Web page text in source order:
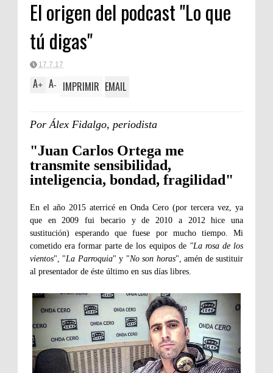
El origen del podcast "Lo que
tú digas"
17.7.17
A+ A- IMPRIMIR EMAIL
Por Álex Fidalgo, periodista
"Juan Carlos Ortega me
transmite sensibilidad,
inteligencia, bondad, fragilidad"
En el año 2015 aterricé en Onda Cero (por tercera vez, ya
que en 2009 fui becario y de 2010 a 2012 hice una
sustitución) esperando que fuese por mucho tiempo. Mi
cometido era formar parte de los equipos de "La rosa de los
vientos", "La Parroquia" y "No son horas", amén de sustituir
al presentador de éste último en sus días libres.